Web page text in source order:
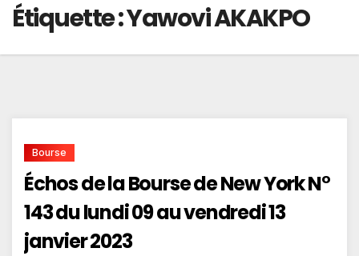
Étiquette :Yawovi AKAKPO
Bourse
Échos de la Bourse de New York N°
143 du lundi 09 au vendredi 13
janvier 2023